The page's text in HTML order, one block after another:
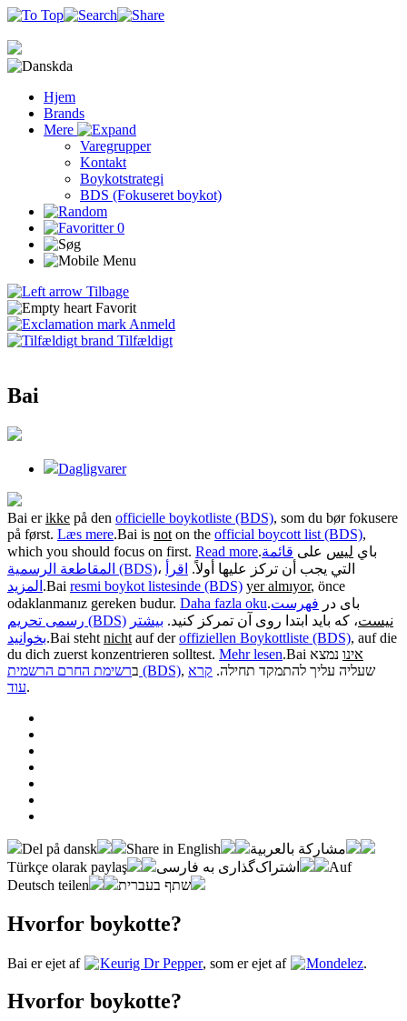
da
Hjem
Brands
Mere
Varegrupper
Kontakt
Boykotstrategi
BDS (Fokuseret boykot)
0
Tilbage
Favorit
Anmeld
Tilfældigt
Bai
Dagligvarer
Bai erikke på den officielle boykotliste (BDS), som du bør fokusere
på først. Læs mere.Bai is not on the official boycott list (BDS),
which you should focus on first. Read more. باي ليس على قائمة
المقاطعة الرسمية (BDS)
، التي يجب أن تركز عليها أولاً. اقرأ
المزيد .Bai resmi boykot listesinde (BDS) yer almıyor, önce
odaklanmanız gereken budur. Daha fazla oku. بای در فهرست
رسمی تحریم (BDS)
نیست، که باید ابتدا روی آن تمرکز کنید. بیشتر
بخوانید.Bai steht nicht auf deroffiziellen Boykottliste (BDS), auf die
du dich zuerst konzentrieren solltest. Mehr lesen.Bai אינו נמצא
ב רשימת החרם הרשמית (BDS) , שעליה עליך להתמקד תחילה. קרא
עוד.
Del på dansk Share in English
مشاركة بالعربية
Türkçe olarak paylaş
اشتراک‌گذاری به فارسی
Auf
Deutsch teilen
שתף בעברית
Hvorfor boykotte?
Bai er ejet af Keurig Dr Pepper, som er ejet af Mondelez.
Hvorfor boykotte?